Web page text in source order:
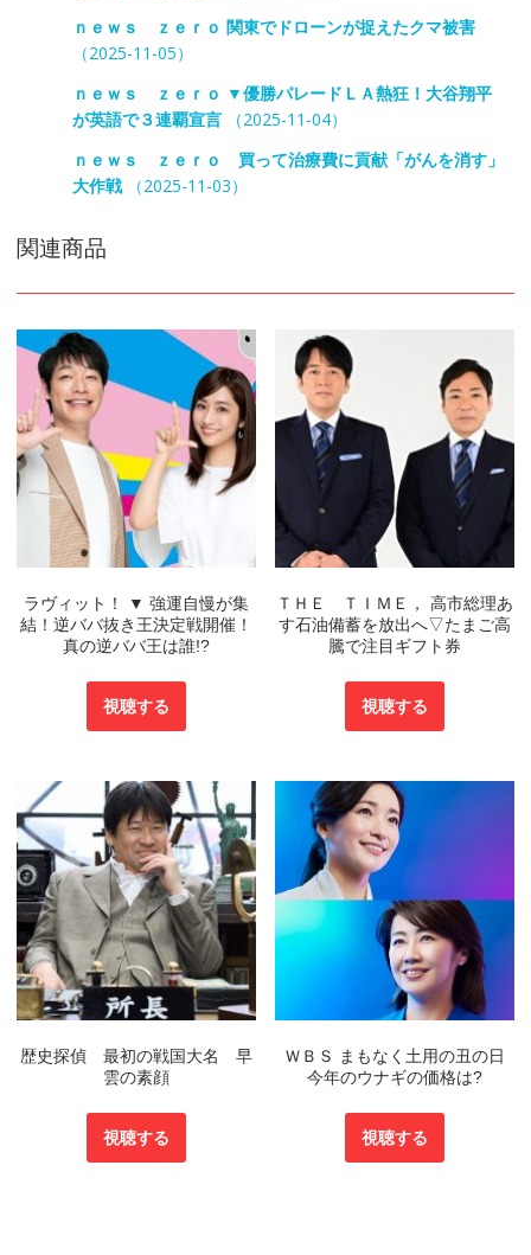
ｎｅｗｓ ｚｅｒｏ 関東でドローンが捉えたクマ被害
（2025-11-05）
ｎｅｗｓ ｚｅｒｏ ▼優勝パレードＬＡ熱狂！大谷翔平
が英語で３連覇宣言（2025-11-04）
ｎｅｗｓ ｚｅｒｏ 買って治療費に貢献「がんを消す」
大作戦（2025-11-03）
関連商品
ラヴィット！ ▼ 強運自慢が集
結！逆ババ抜き王決定戦開催！
真の逆ババ王は誰!?
視聴する
ＴＨＥ ＴＩＭＥ， 高市総理あ
す石油備蓄を放出へ▽たまご高
騰で注目ギフト券
視聴する
歴史探偵 最初の戦国大名 早
雲の素顔
視聴する
ＷＢＳ まもなく土用の丑の日
今年のウナギの価格は?
視聴する